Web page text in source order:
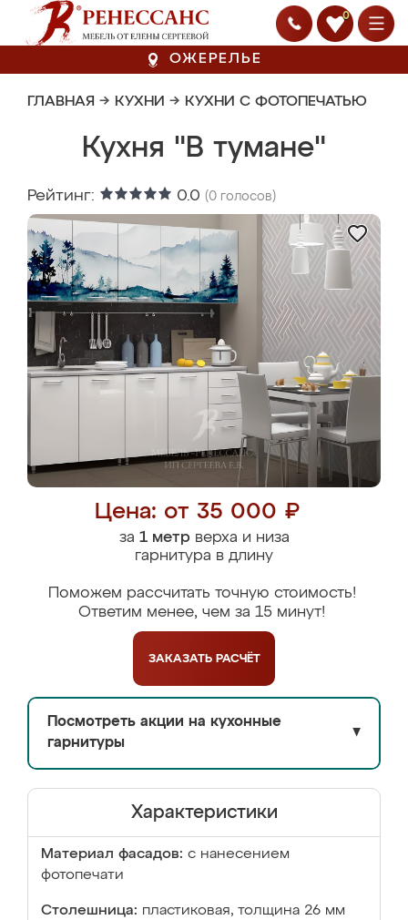
0
ОЖЕРЕЛЬЕ
ГЛАВНАЯ → КУХНИ → КУХНИ С ФОТОПЕЧАТЬЮ
Кухня "В тумане"
Рейтинг: 0.0 (0 голосов)
Цена: от 35 000 ₽
за 1 метрверха и низа
гарнитура в длину
Поможем рассчитать точную стоимость!
Ответим менее, чем за 15 минут!
ЗАКАЗАТЬ РАСЧЁТ
Посмотреть акции на кухонные
гарнитуры
▼
Характеристики
Материал фасадов: с нанесением
фотопечати
Столешница: пластиковая, толщина 26 мм